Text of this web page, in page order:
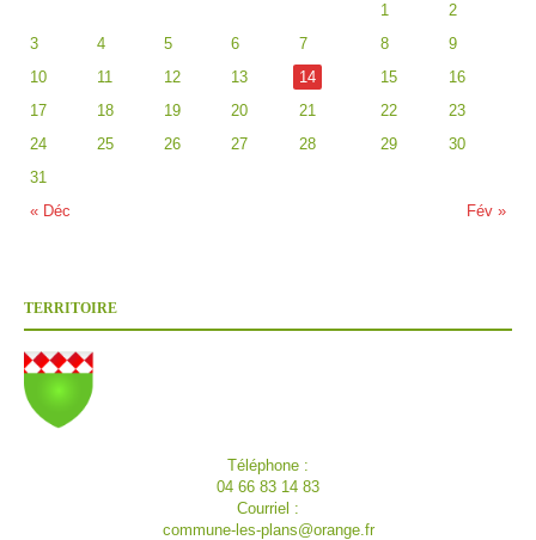
« Déc Fév »
1
2
3
4 5 6 7 8
9
10
11 12 13 14 15
16
17
18 19 20 21 22
23
24
25 26 27 28 29
30
31
TERRITOIRE
Téléphone :
04 66 83 14 83
Courriel :
commune-les-plans@orange.fr